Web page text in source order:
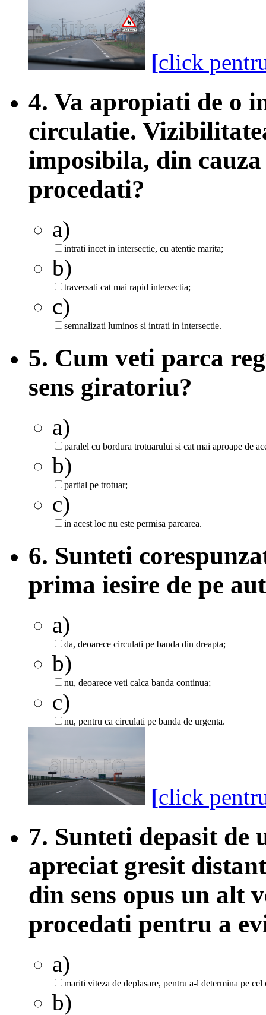
[click
4. Va apropiati de o
circulatie.
imposibila, din
procedati?
a)
intrati incet in intersectie, cu atentie marita;
b)
traversati cat mai rapid intersectia;
c)
semnalizati luminos si intrati in intersectie.
5. Cum veti parca
sens giratoriu?
a)
paralel cu bordura trotuarului si cat mai aproape de
b)
partial pe trotuar;
c)
in acest loc nu este permisa parcarea.
6. Sunteti
prima iesire de pe
a)
da, deoarece circulati pe banda din dreapta;
b)
nu, deoarece veti calca banda continua;
c)
nu, pentru ca circulati pe banda de urgenta.
[click
7. Sunteti depasit de
apreciat gresit
din sens opus un alt
procedati pentru a
a)
mariti viteza de deplasare, pentru a-l determina pe cel
b)